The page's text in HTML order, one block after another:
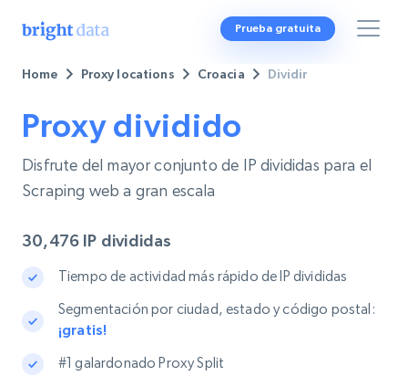
Prueba gratuita
Home Proxy locations Croacia Dividir
Proxy dividido
Disfrute del mayor conjunto de IP divididas para el
Scraping web a gran escala
30,476 IP divididas
Tiempo de actividad más rápido de IP divididas
Segmentación por ciudad, estado y código postal:
¡gratis!
#1 galardonado Proxy Split